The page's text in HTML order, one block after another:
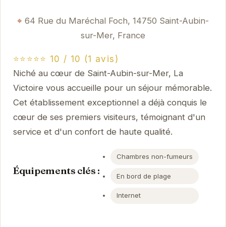
64 Rue du Maréchal Foch, 14750 Saint-Aubin-
sur-Mer, France
⭐⭐⭐⭐⭐ 10 / 10 (1 avis)
Niché au cœur de Saint-Aubin-sur-Mer, La
Victoire vous accueille pour un séjour mémorable.
Cet établissement exceptionnel a déjà conquis le
cœur de ses premiers visiteurs, témoignant d'un
service et d'un confort de haute qualité.
Équipements clés :
Chambres non-fumeurs
En bord de plage
Internet